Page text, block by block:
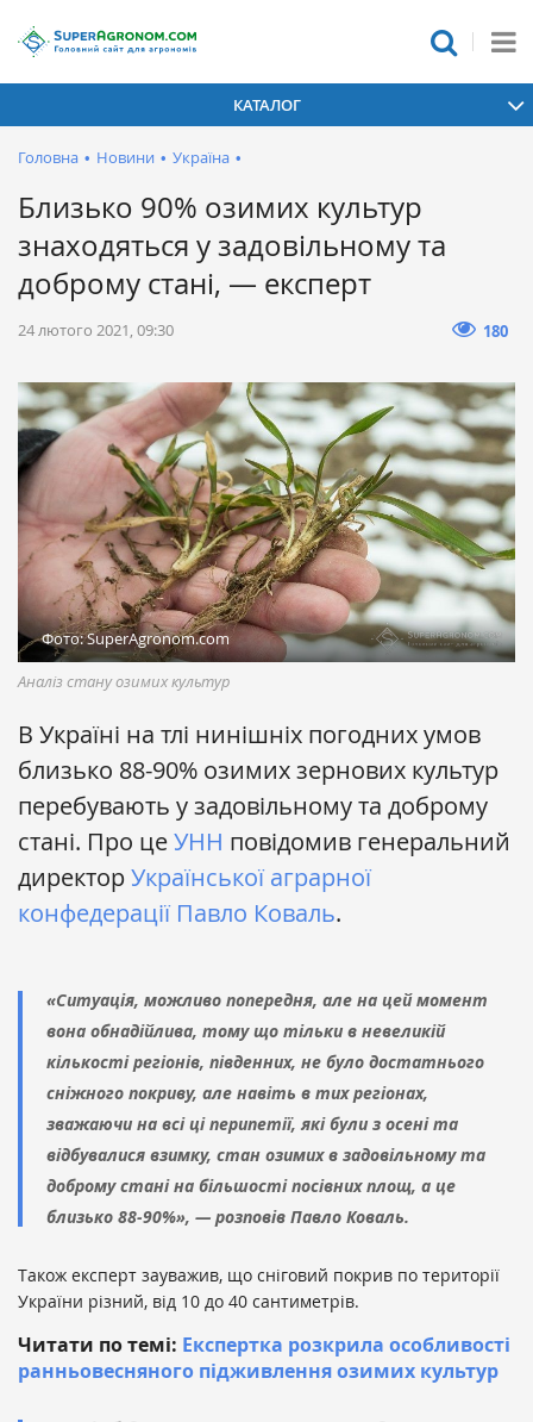
КАТАЛОГ
Головна • Новини • Україна •
Близько 90% озимих культур
знаходяться у задовільному та
доброму стані, — експерт
24 лютого 2021, 09:30 180
Фото: SuperAgronom.com
Аналіз стану озимих культур
В Україні на тлі нинішніх погодних умов
близько 88-90% озимих зернових культур
перебувають у задовільному та доброму
стані. Про цеУНН повідомив генеральний
директорУкраїнської аграрної
конфедерації Павло Коваль.
«Ситуація, можливо попередня, але на цей момент
вона обнадійлива, тому що тільки в невеликій
кількості регіонів, південних, не було достатнього
сніжного покриву, але навіть в тих регіонах,
зважаючи на всі ці перипетії, які були з осені та
відбувалися взимку, стан озимих в задовільному та
доброму стані на більшості посівних площ, а це
близько 88-90%», — розповів Павло Коваль.
Також експерт зауважив, що сніговий покрив по території
України різний, від 10 до 40 сантиметрів.
Читати по темі: Експертка розкрила особливості
ранньовесняного підживлення озимих культур